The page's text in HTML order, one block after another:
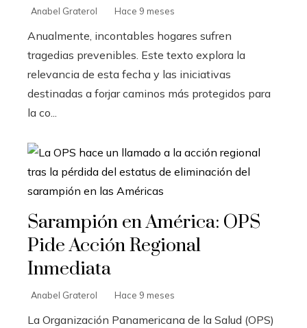
Anabel Graterol Hace 9 meses
Anualmente, incontables hogares sufren
tragedias prevenibles. Este texto explora la
relevancia de esta fecha y las iniciativas
destinadas a forjar caminos más protegidos para
la co...
Sarampión en América: OPS
Pide Acción Regional
Inmediata
Anabel Graterol Hace 9 meses
La Organización Panamericana de la Salud (OPS)